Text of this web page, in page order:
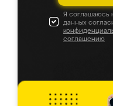
Я соглашаюсь
данных
соглашению